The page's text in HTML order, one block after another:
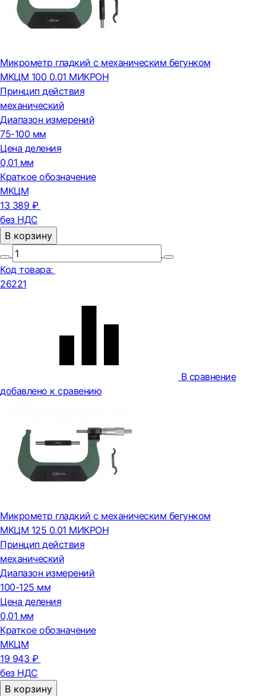
Микрометр гладкий с механическим бегунком
МКЦМ 100 0.01 МИКРОН
Принцип действия
механический
Диапазон измерений
75-100 мм
Цена деления
0,01 мм
Краткое обозначение
МКЦМ
13 389 ₽
без НДС
В корзину
Код товара:
26221
В сравнение
добавлено к сравению
Микрометр гладкий с механическим бегунком
МКЦМ 125 0.01 МИКРОН
Принцип действия
механический
Диапазон измерений
100-125 мм
Цена деления
0,01 мм
Краткое обозначение
МКЦМ
19 943 ₽
без НДС
В корзину